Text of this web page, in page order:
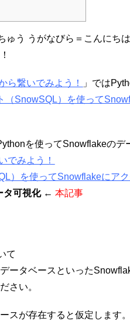
ゅう うがなびら＝こんにちは
ら繋いでみよう！
」では
（SnowSQL）を使って
を使ってSnowflakeのデ
でみよう！
）を使ってSnowflakeにア
可視化←本記事
て
ータベースといった
さい。
スが存在すると仮定します。